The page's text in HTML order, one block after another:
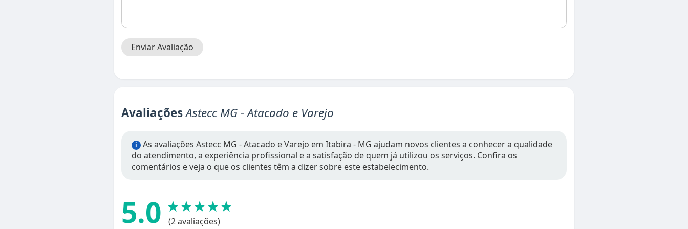
Enviar Avaliação
AvaliaçõesAstecc MG - Atacado e Varejo
i
As avaliações Astecc MG - Atacado e Varejo em Itabira - MG ajudam novos clientes a conhecer a qualidade
do atendimento, a experiência profissional e a satisfação de quem já utilizou os serviços. Confira os
comentários e veja o que os clientes têm a dizer sobre este estabelecimento.
5.0 ★★★★★
(2 avaliações)